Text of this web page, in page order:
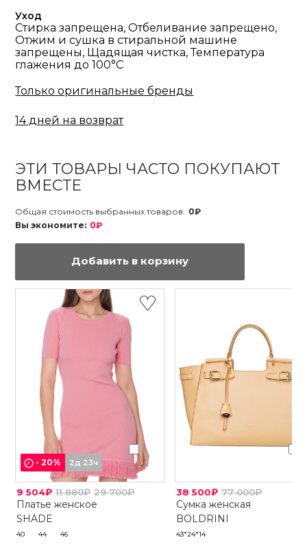
Уход
Стирка запрещена, Отбеливание запрещено,
Отжим и сушка в стиральной машине
запрещены, Щадящая чистка, Температура
глажения до 100°С
Только оригинальные бренды
14 дней на возврат
ЭТИ ТОВАРЫ ЧАСТО ПОКУПАЮТ
ВМЕСТЕ
Общая стоимость выбранных товаров: 0₽
Вы экономите: 0₽
Добавить в корзину
-20% 2д 23ч
9 504₽ 11 880₽ 29 700₽
Платье женское
SHADE
40 44 46
38 500₽ 77 000₽
Сумка женская
BOLDRINI
43*24*14